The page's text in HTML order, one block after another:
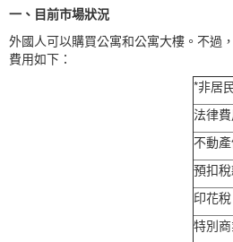
一、目前市場狀況
外國人可以購買公寓和公寓大樓。不過
費用如下：
*非居
法律
不動
預扣
印花稅
特別